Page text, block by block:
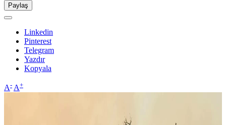
Paylaş
Linkedin
Pinterest
Telegram
Yazdır
Kopyala
A- A+